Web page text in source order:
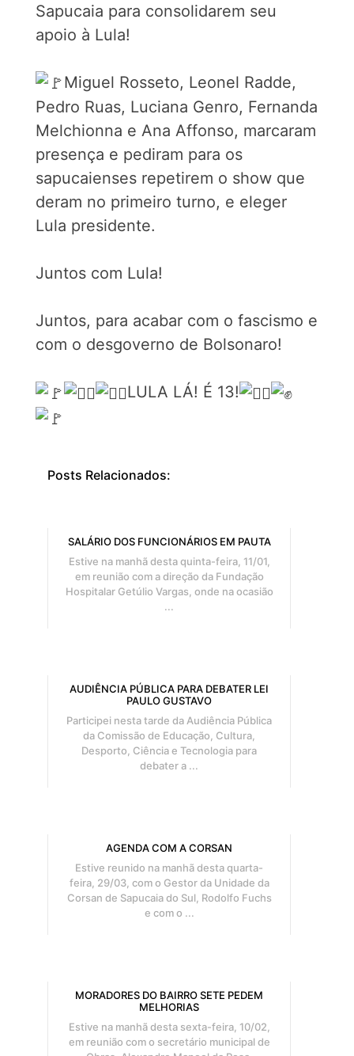
Sapucaia para consolidarem seu
apoio à Lula!
Miguel Rosseto, Leonel Radde,
Pedro Ruas, Luciana Genro, Fernanda
Melchionna e Ana Affonso, marcaram
presença e pediram para os
sapucaienses repetirem o show que
deram no primeiro turno, e eleger
Lula presidente.
Juntos com Lula!
Juntos, para acabar com o fascismo e
com o desgoverno de Bolsonaro!
LULA LÁ! É 13!
Posts Relacionados:
SALÁRIO DOS FUNCIONÁRIOS EM PAUTA
Estive na manhã desta quinta-feira, 11/01,
em reunião com a direção da Fundação
Hospitalar Getúlio Vargas, onde na ocasião
...
AUDIÊNCIA PÚBLICA PARA DEBATER LEI
PAULO GUSTAVO
Participei nesta tarde da Audiência Pública
da Comissão de Educação, Cultura,
Desporto, Ciência e Tecnologia para
debater a ...
AGENDA COM A CORSAN
Estive reunido na manhã desta quarta-
feira, 29/03, com o Gestor da Unidade da
Corsan de Sapucaia do Sul, Rodolfo Fuchs
e com o ...
MORADORES DO BAIRRO SETE PEDEM
MELHORIAS
Estive na manhã desta sexta-feira, 10/02,
em reunião com o secretário municipal de